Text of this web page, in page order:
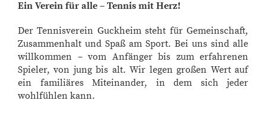
Ein Verein für alle – Tennis mit Herz!
Der Tennisverein Guckheim steht für Gemeinschaft,
Zusammenhalt und Spaß am Sport. Bei uns sind alle
willkommen – vom Anfänger bis zum erfahrenen
Spieler, von jung bis alt. Wir legen großen Wert auf
ein familiäres Miteinander, in dem sich jeder
wohlfühlen kann.